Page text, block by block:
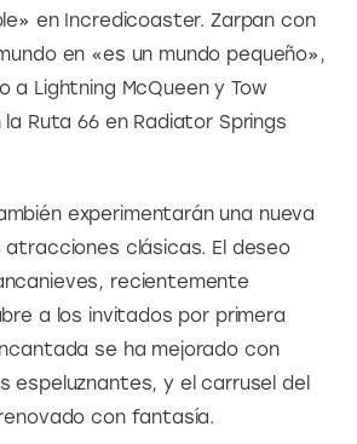
en Incredicoaster. Zarpan con
en «es un mundo pequeño»,
Lightning McQueen y Tow
Ruta 66 en Radiator Springs
experimentarán una nueva
atracciones clásicas. El deseo
recientemente
a los invitados por primera
se ha mejorado con
espeluznantes, y el carrusel del
con fantasía.